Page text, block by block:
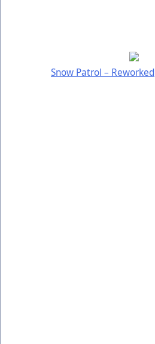
Snow Patrol – Reworked